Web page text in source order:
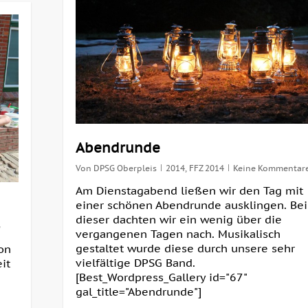
Abendrunde
Von DPSG Oberpleis 2014, FFZ 2014 Keine
Am Dienstagabend ließen wir den Tag mit
einer schönen Abendrunde ausklingen. Bei
dieser dachten wir ein wenig über die
vergangenen Tagen nach. Musikalisch
gestaltet wurde diese durch unsere sehr
vielfältige DPSG Band.
[Best_Wordpress_Gallery id="67"
gal_title="Abendrunde"]